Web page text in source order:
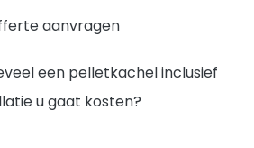
aanvragen
een pelletkachel inclusief
u gaat kosten?